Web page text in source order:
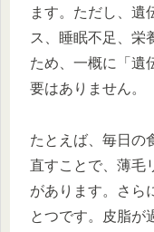
ます。ただし、遺
ス、睡眠不足、栄
ため、一概に「遺
要はありません。
たとえば、毎日の
直すことで、薄毛
があります。さら
とつです。皮脂が